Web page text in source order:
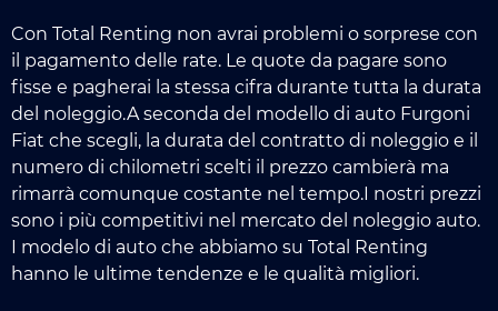
Con Total Renting non avrai problemi o sorprese con
il pagamento delle rate. Le quote da pagare sono
fisse e pagherai la stessa cifra durante tutta la durata
del noleggio.A seconda del modello di auto Furgoni
Fiat che scegli, la durata del contratto di noleggio e il
numero di chilometri scelti il prezzo cambierà ma
rimarrà comunque costante nel tempo.I nostri prezzi
sono i più competitivi nel mercato del noleggio auto.
I modelo di auto che abbiamo su Total Renting
hanno le ultime tendenze e le qualità migliori.